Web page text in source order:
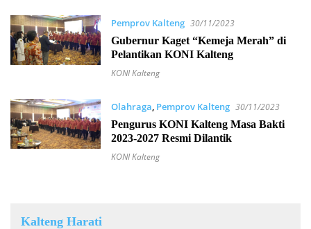
Pemprov Kalteng 30/11/2023
Gubernur Kaget “Kemeja Merah” di
Pelantikan KONI Kalteng
KONI Kalteng
Olahraga Pemprov Kalteng 30/11/2023
Pengurus KONI Kalteng Masa Bakti
2023-2027 Resmi Dilantik
KONI Kalteng
Kalteng Harati